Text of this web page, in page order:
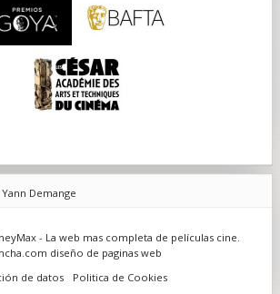
Yann Demange
- La web mas completa de películas cine.
diseño de paginas web
de datos Politica de Cookies